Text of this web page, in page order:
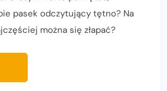
pasek odczytujący tętno? Na
można się złapać?